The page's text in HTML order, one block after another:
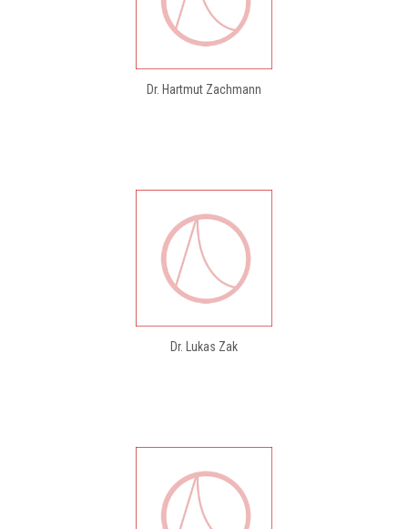
Dr. Hartmut Zachmann
Dr. Lukas Zak